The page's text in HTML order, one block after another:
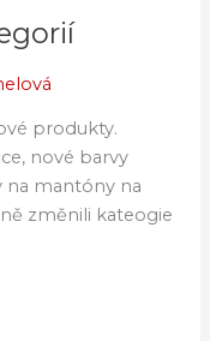
produkty.
nové barvy
na mantóny na
změnili kateogie